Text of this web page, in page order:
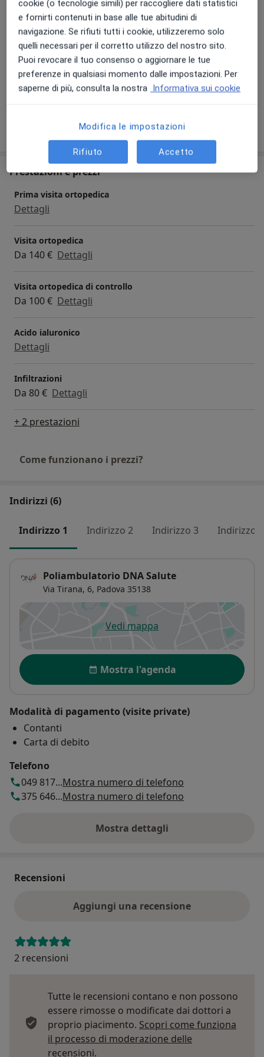
Padova, Este, Mogliano Veneto, Piove di Sacco e
Campodarsego.
Per info e prenotazioni, contattare le segreterie dei
poliambulatori.
Coxartrosi (artrosi dell'anca)
Tendinite +4
Presso questo indirizzo visito
Adulti (Solo in alcuni indirizzi)
Tipologia di visite
In studioVisualizza gli indirizzi (1)
Mostra dettagli
sull'esperienza
Prestazioni e prezzi
Prima visita ortopedica
Dettagli
Visita ortopedica
Da 140 € Dettagli
Visita ortopedica di controllo
Da 100 € Dettagli
Acido ialuronico
Dettagli
Infiltrazioni
Da 80 € Dettagli
+ 2 prestazioni
Come funzionano i prezzi?
Indirizzi (6)
Indirizzo 1 Indirizzo 2 Indirizzo 3 Indirizzo 4
Poliambulatorio DNA Salute
Via Tirana, 6, Padova 35138
Vedi mappasi apre in una nuova scheda
Disponibilità
Mostra l'agenda
Modalità di pagamento (visite private)
Contanti
Carta di debito
Telefono
049 817...Mostra numero di telefono
375 646...Mostra numero di telefono
Mostra dettagli
sull'indirizzo
Recensioni
Aggiungi una recensione
2 recensioni
Tutte le recensioni contano e non possono
essere rimosse o modificate dai dottori a
proprio piacimento. Scopri come funziona
il processo di moderazione delle
recensioni.
cookie (o tecnologie simili) per raccogliere dati statistici
e fornirti contenuti in base alle tue abitudini di
navigazione. Se rifiuti tutti i cookie, utilizzeremo solo
quelli necessari per il corretto utilizzo del nostro sito.
Puoi revocare il tuo consenso o aggiornare le tue
preferenze in qualsiasi momento dalle impostazioni. Per
saperne di più, consulta la nostra Informativa sui cookie
Modifica le impostazioni
Rifiuto Accetto